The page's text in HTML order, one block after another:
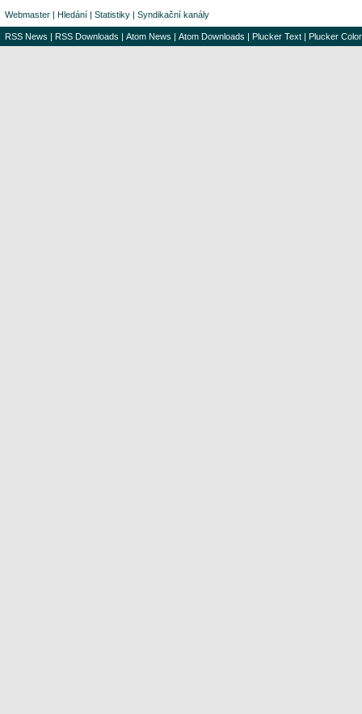
Webmaster | Hledání | Statistiky | Syndikační kanály
RSS News | RSS Downloads | Atom News | Atom Downloads | Plucker Text | Plucker Color